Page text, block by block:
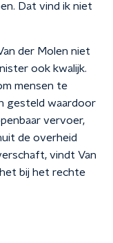
Dat vind ik niet
der Molen niet
ook kwalijk.
mensen te
gesteld waardoor
vervoer,
de overheid
vindt Van
bij het rechte